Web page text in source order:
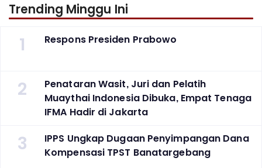
Trending Minggu Ini
1 Respons Presiden Prabowo
2
Penataran Wasit, Juri dan Pelatih
Muaythai Indonesia Dibuka, Empat Tenaga
IFMA Hadir di Jakarta
3
IPPS Ungkap Dugaan Penyimpangan Dana
Kompensasi TPST Banatargebang